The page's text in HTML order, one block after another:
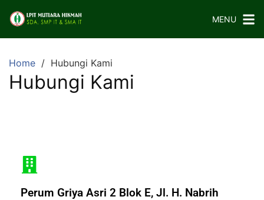
MENU
Home Hubungi Kami
Hubungi Kami
Perum Griya Asri 2 Blok E, Jl. H. Nabrih